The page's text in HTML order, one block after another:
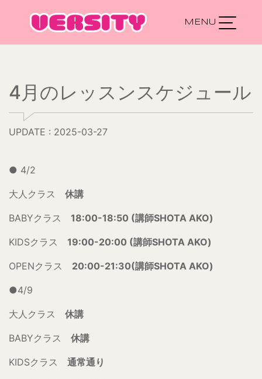
Main Navigation
4月のレッスンスケジュール
UPDATE : 2025-03-27
● 4/2
大人クラス 休講
BABYクラス 18:00-18:50 (講師SHOTA AKO)
KIDSクラス 19:00-20:00 (講師SHOTA AKO)
OPENクラス 20:00-21:30(講師SHOTA AKO)
●4/9
大人クラス 休講
BABYクラス 休講
KIDSクラス 通常通り